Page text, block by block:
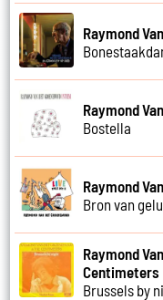
Raymond
Raymond
Bostella
Raymond
Bron van
Raymond
Centimeters
Brussels by